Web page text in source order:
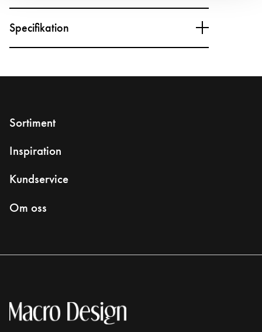
Specifikation
Sortiment
Inspiration
Kundservice
Om oss